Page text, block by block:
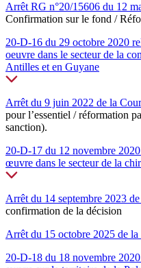
Arrêt RG n°20/15606 du 12
Confirmation sur le fond /
20-D-16 du 29 octobre 2020
oeuvre dans le secteur de la
Antilles et en Guyane
Arrêt du 9 juin 2022 de la
pour l’essentiel / réformation
sanction).
20-D-17 du 12 novembre
œuvre dans le secteur de la
Arrêt du 14 septembre 2023
confirmation de la décision
Arrêt du 15 octobre 2025 de la
20-D-18 du 18 novembre